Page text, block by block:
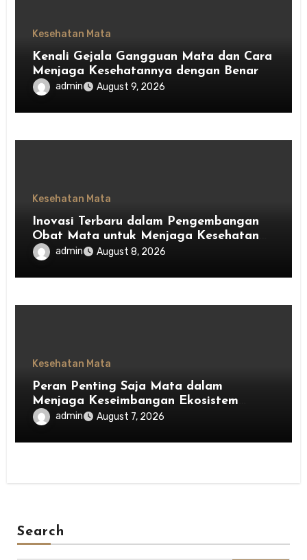
Kesehatan Mata
Kenali Gejala Gangguan Mata dan Cara
Menjaga Kesehatannya dengan Benar
admin August 9, 2026
Kesehatan Mata
Inovasi Terbaru dalam Pengembangan
Obat Mata untuk Menjaga Kesehatan
Mataadmin August 8, 2026
Kesehatan Mata
Peran Penting Saja Mata dalam
Menjaga Keseimbangan Ekosistem
Indonesia
admin August 7, 2026
Search